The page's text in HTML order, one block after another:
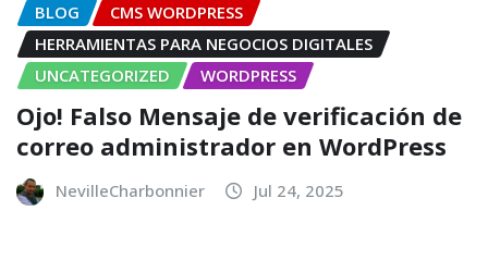
BLOG
CMS WORDPRESS
HERRAMIENTAS PARA NEGOCIOS DIGITALES
UNCATEGORIZED
WORDPRESS
Ojo! Falso Mensaje de verificación de
correo administrador en WordPress
NevilleCharbonnier Jul 24, 2025